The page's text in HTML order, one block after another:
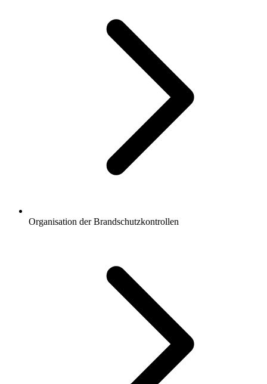
Organisation der Brandschutzkontrollen